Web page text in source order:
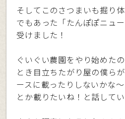
そしてこのさつまいも掘り
でもあった「たんぽぽニュ
受けました！
ぐいぐい農園をやり始めた
とき目立ちたがり屋の僕ら
ースに載ったりしないかな
とか載りたいね！と話してい